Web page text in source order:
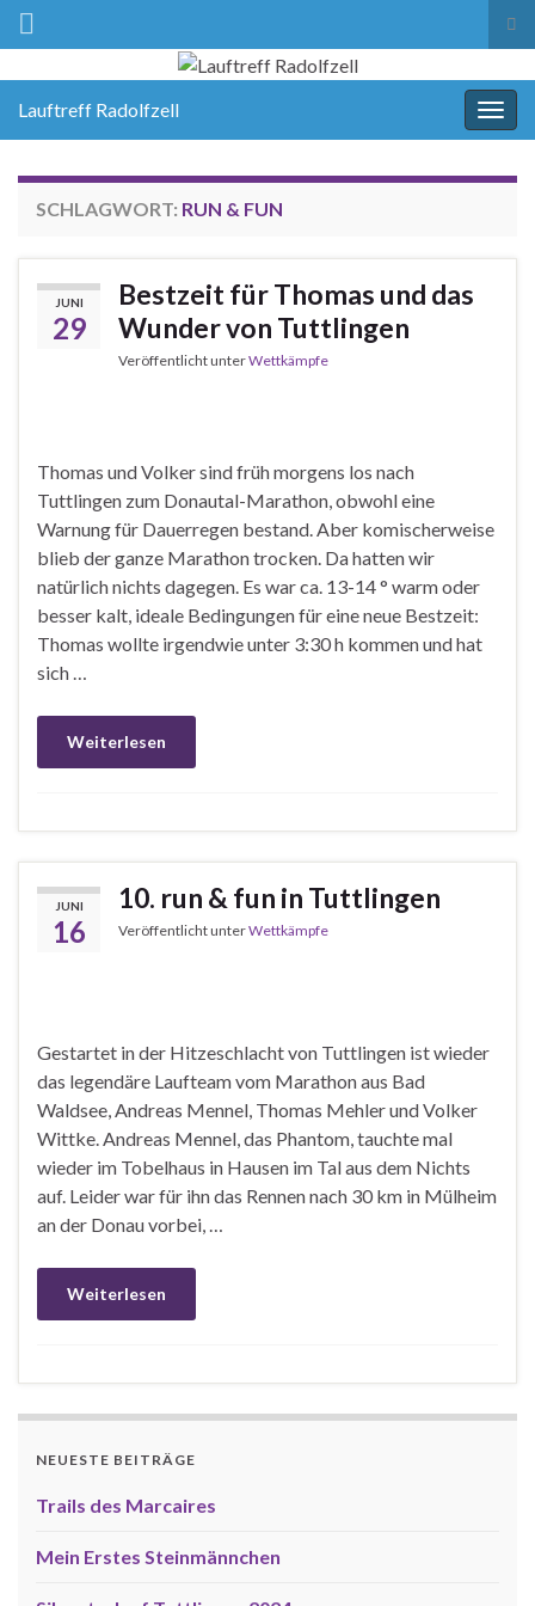
Lauftreff Radolfzell
SCHLAGWORT: RUN & FUN
JUNI
29
Bestzeit für Thomas und das
Wunder von Tuttlingen
Veröffentlicht unterWettkämpfe
Thomas und Volker sind früh morgens los nach
Tuttlingen zum Donautal-Marathon, obwohl eine
Warnung für Dauerregen bestand. Aber komischerweise
blieb der ganze Marathon trocken. Da hatten wir
natürlich nichts dagegen. Es war ca. 13-14 ° warm oder
besser kalt, ideale Bedingungen für eine neue Bestzeit:
Thomas wollte irgendwie unter 3:30 h kommen und hat
sich …
Weiterlesen
JUNI
16
10. run & fun in Tuttlingen
Veröffentlicht unterWettkämpfe
Gestartet in der Hitzeschlacht von Tuttlingen ist wieder
das legendäre Laufteam vom Marathon aus Bad
Waldsee, Andreas Mennel, Thomas Mehler und Volker
Wittke. Andreas Mennel, das Phantom, tauchte mal
wieder im Tobelhaus in Hausen im Tal aus dem Nichts
auf. Leider war für ihn das Rennen nach 30 km in Mülheim
an der Donau vorbei, …
Weiterlesen
NEUESTE BEITRÄGE
Trails des Marcaires
Mein Erstes Steinmännchen